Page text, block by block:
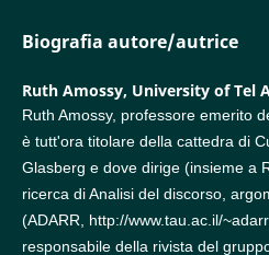
Biografia autore/autrice
Ruth Amossy, University of Tel
Ruth Amossy, professore emerito
è tutt'ora titolare della cattedra di
Glasberg e dove dirige (insieme a
ricerca di Analisi del discorso,
(ADARR, http://www.tau.ac.il/
responsabile della rivista del